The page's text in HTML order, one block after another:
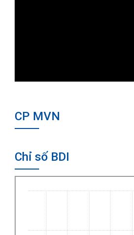
CP MVN
Chỉ số BDI